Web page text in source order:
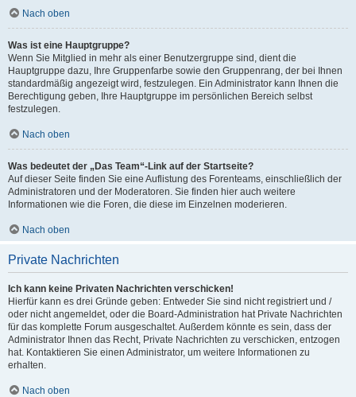
Nach oben
Was ist eine Hauptgruppe?
Wenn Sie Mitglied in mehr als einer Benutzergruppe sind, dient die
Hauptgruppe dazu, Ihre Gruppenfarbe sowie den Gruppenrang, der bei Ihnen
standardmäßig angezeigt wird, festzulegen. Ein Administrator kann Ihnen die
Berechtigung geben, Ihre Hauptgruppe im persönlichen Bereich selbst
festzulegen.
Nach oben
Was bedeutet der „Das Team“-Link auf der Startseite?
Auf dieser Seite finden Sie eine Auflistung des Forenteams, einschließlich der
Administratoren und der Moderatoren. Sie finden hier auch weitere
Informationen wie die Foren, die diese im Einzelnen moderieren.
Nach oben
Private Nachrichten
Ich kann keine Privaten Nachrichten verschicken!
Hierfür kann es drei Gründe geben: Entweder Sie sind nicht registriert und /
oder nicht angemeldet, oder die Board-Administration hat Private Nachrichten
für das komplette Forum ausgeschaltet. Außerdem könnte es sein, dass der
Administrator Ihnen das Recht, Private Nachrichten zu verschicken, entzogen
hat. Kontaktieren Sie einen Administrator, um weitere Informationen zu
erhalten.
Nach oben